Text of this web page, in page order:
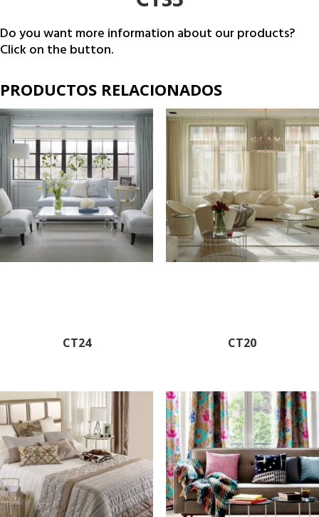
Do you want more information about our products?
Click on the button.
PRODUCTOS RELACIONADOS
CT24 CT20